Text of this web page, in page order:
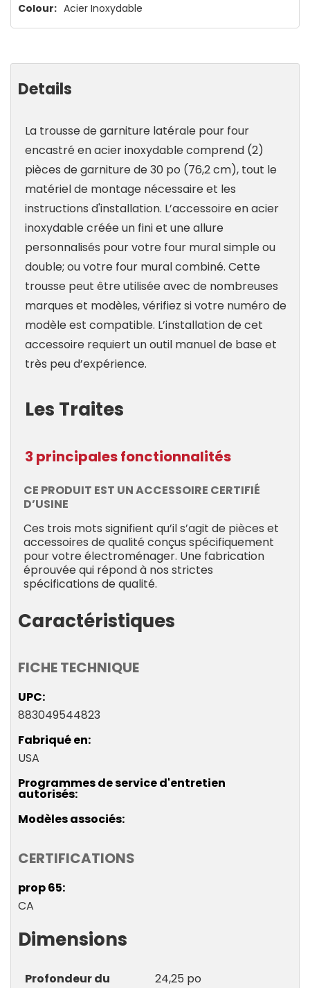
Colour: Acier Inoxydable
Details
La trousse de garniture latérale pour four
encastré en acier inoxydable comprend (2)
pièces de garniture de 30 po (76,2 cm), tout le
matériel de montage nécessaire et les
instructions d'installation. L’accessoire en acier
inoxydable créée un fini et une allure
personnalisés pour votre four mural simple ou
double; ou votre four mural combiné. Cette
trousse peut être utilisée avec de nombreuses
marques et modèles, vérifiez si votre numéro de
modèle est compatible. L’installation de cet
accessoire requiert un outil manuel de base et
très peu d’expérience.
Les Traites
3 principales fonctionnalités
CE PRODUIT EST UN ACCESSOIRE CERTIFIÉ
D’USINE
Ces trois mots signifient qu’il s’agit de pièces et
accessoires de qualité conçus spécifiquement
pour votre électroménager. Une fabrication
éprouvée qui répond à nos strictes
spécifications de qualité.
Caractéristiques
FICHE TECHNIQUE
UPC
883049544823
Fabriqué en
USA
Programmes de service d'entretien
autorisés
Modèles associés
CERTIFICATIONS
prop 65
CA
Dimensions
Profondeur du
24,25 po